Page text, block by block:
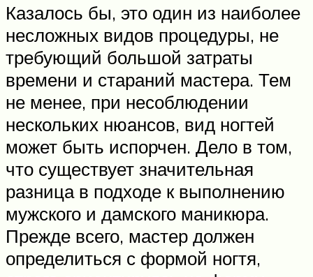
Казалось бы, это один из наиболее
несложных видов процедуры, не
требующий большой затраты
времени и стараний мастера. Тем
не менее, при несоблюдении
нескольких нюансов, вид ногтей
может быть испорчен. Дело в том,
что существует значительная
разница в подходе к выполнению
мужского и дамского маникюра.
Прежде всего, мастер должен
определиться с формой ногтя,